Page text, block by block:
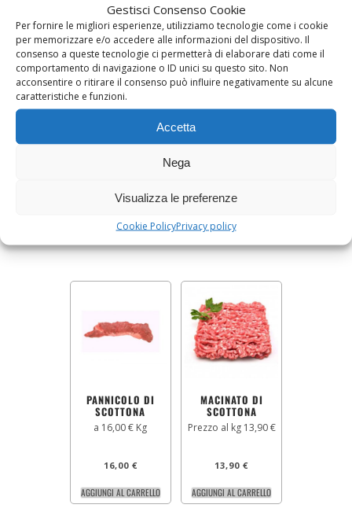
Gestisci Consenso Cookie
Per fornire le migliori esperienze, utilizziamo tecnologie come i cookie
per memorizzare e/o accedere alle informazioni del dispositivo. Il
consenso a queste tecnologie ci permetterà di elaborare dati come il
comportamento di navigazione o ID unici su questo sito. Non
acconsentire o ritirare il consenso può influire negativamente su alcune
caratteristiche e funzioni.
Accetta
Nega
Visualizza le preferenze
Cookie PolicyPrivacy policy
Prezzo al kg 19,90 €
19,90€
AGGIUNGI AL CARRELLO
Prezzo al kg 17,90 €
17,90
AGGIUNGI AL CARRELLO
PANNICOLO DI
SCOTTONA
a 16,00 € Kg
16,00 €
AGGIUNGI AL CARRELLO
MACINATO DI
SCOTTONA
Prezzo al kg 13,90 €
13,90€
AGGIUNGI AL CARRELLO